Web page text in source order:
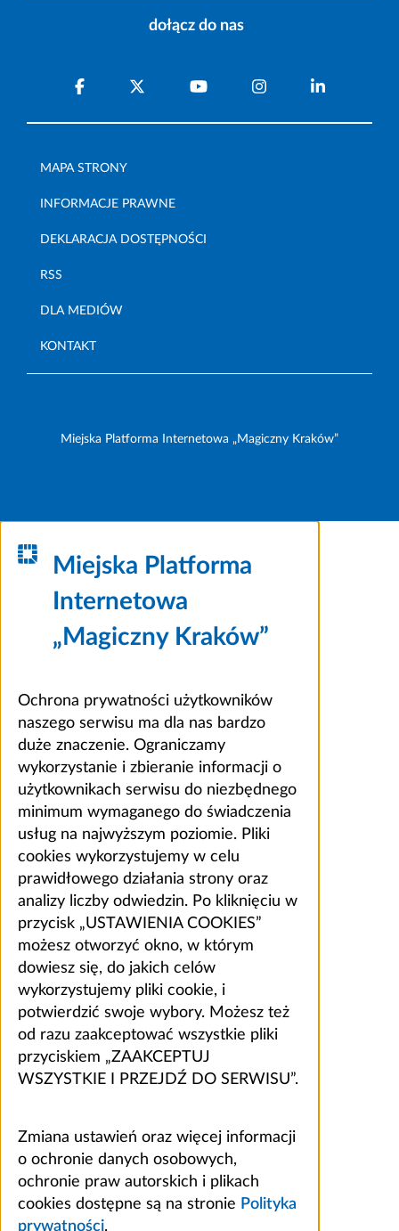
dołącz do nas
MAPA STRONY
INFORMACJE PRAWNE
DEKLARACJA DOSTĘPNOŚCI
RSS
DLA MEDIÓW
KONTAKT
Miejska Platforma Internetowa „Magiczny Kraków”
Miejska Platforma
Internetowa
„Magiczny Kraków”
Ochrona prywatności użytkowników
naszego serwisu ma dla nas bardzo
duże znaczenie. Ograniczamy
wykorzystanie i zbieranie informacji o
użytkownikach serwisu do niezbędnego
minimum wymaganego do świadczenia
usług na najwyższym poziomie. Pliki
cookies wykorzystujemy w celu
prawidłowego działania strony oraz
analizy liczby odwiedzin. Po kliknięciu w
przycisk „USTAWIENIA COOKIES”
możesz otworzyć okno, w którym
dowiesz się, do jakich celów
wykorzystujemy pliki cookie, i
potwierdzić swoje wybory. Możesz też
od razu zaakceptować wszystkie pliki
przyciskiem „ZAAKCEPTUJ
WSZYSTKIE I PRZEJDŹ DO SERWISU”.
Zmiana ustawień oraz więcej informacji
o ochronie danych osobowych,
ochronie praw autorskich i plikach
cookies dostępne są na stronie Polityka
prywatności.